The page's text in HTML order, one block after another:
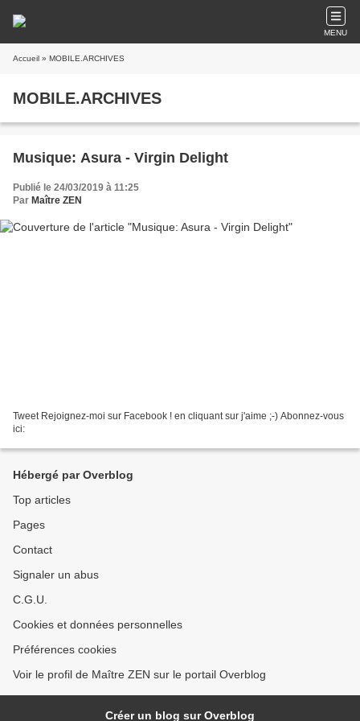
MENU
Accueil » MOBILE.ARCHIVES
MOBILE.ARCHIVES
Musique: Asura - Virgin Delight
Publié le 24/03/2019 à 11:25
Par Maître ZEN
Tweet Rejoignez-moi sur Facebook ! en cliquant sur j'aime ;-) Abonnez-vous
ici:
Hébergé par Overblog
Top articles
Pages
Contact
Signaler un abus
C.G.U.
Cookies et données personnelles
Préférences cookies
Voir le profil de Maître ZEN sur le portail Overblog
Créer un blog sur Overblog